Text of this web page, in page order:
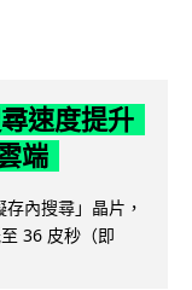
速度提升
端
內搜尋」晶片，
36 皮秒（即